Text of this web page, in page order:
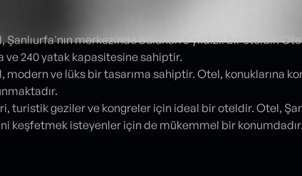
merkezinde bulunan 5 yıldızlı bir oteldir.
ve 240 yatak kapasitesine sahiptir.
modern ve lüks bir tasarıma sahiptir. Otel, konuklarına
turistik geziler ve kongreler için ideal bir oteldir. Otel,
keşfetmek isteyenler için de mükemmel bir konumdadır.